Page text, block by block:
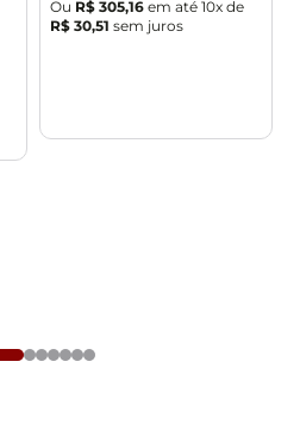
Ou R$ 305,16 em até 10x de
R$ 30,51 sem juros